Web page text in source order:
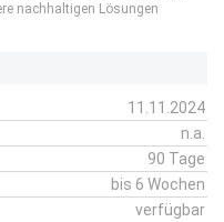
nachhaltigen Lösungen
11.11.2024
n.a.
90 Tage
bis 6 Wochen
verfügbar